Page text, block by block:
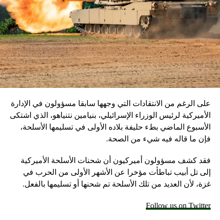
على الرغم من الانتقادات التي وجهها سابقا مسؤولون في الإدارة
الأميركية لرئيس الوزراء الإسرائيلي، بنيامين نتنياهو، الذي اشتكى
الأسبوع الماضي بطء حليفة بلاده الأولى في تسليمها الأسلحة،
فإن ما قاله فيه شيء من الصحة.
فقد كشف مسؤولون أميركيون أن شحنات الأسلحة الأميركية
إلى تل أبيب تباطأت مؤخرا عن الأشهر الأولى من الحرب في
غزة، لأن العديد من تلك الأسلحة تم شحنها أو تسليمها بالفعل.
Follow us on Twitter